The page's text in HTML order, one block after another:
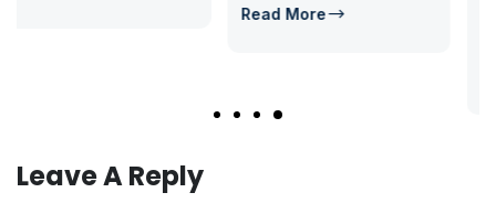
Concours Post-Bac
Leave A Reply